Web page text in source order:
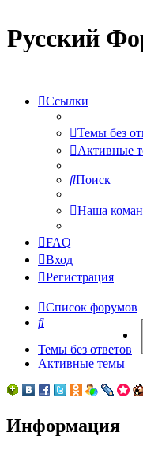
Русский
Ссылки
Темы без
Активные
Поиск
Наша
FAQ
Вход
Регистрация
Список форумов
Поиск
Темы без ответов
Активные темы
Информация